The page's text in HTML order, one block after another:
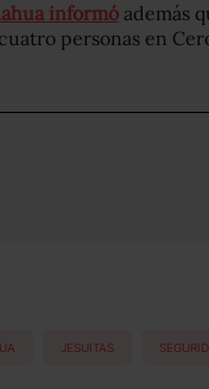
informó además
personas en
JESUITAS